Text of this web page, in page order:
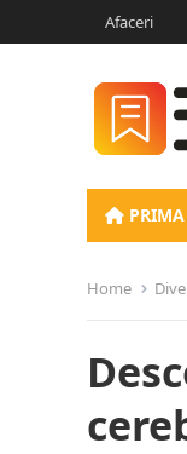
Afaceri
Home